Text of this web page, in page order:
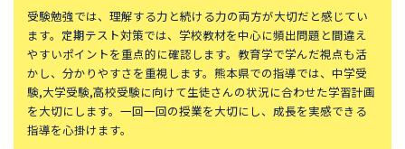
函館ラ・サール中学校
城北中学校
恵泉女学園中学校
千代田区立九段中等教育学校
大妻中学校
滝中学校
土佐中学校
國學院大學久我山中学校
江戸川学園取手中学校
受験勉強では、理解する力と続ける力の両方が大切だと感じてい
ます。定期テスト対策では、学校教材を中心に頻出問題と間違え
やすいポイントを重点的に確認します。教育学で学んだ視点も活
かし、分かりやすさを重視します。熊本県での指導では、中学受
験,大学受験,高校受験に向けて生徒さんの状況に合わせた学習計画
を大切にします。一回一回の授業を大切にし、成長を実感できる
指導を心掛けます。